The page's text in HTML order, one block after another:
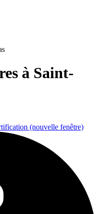
à Saint-
(nouvelle fenêtre)